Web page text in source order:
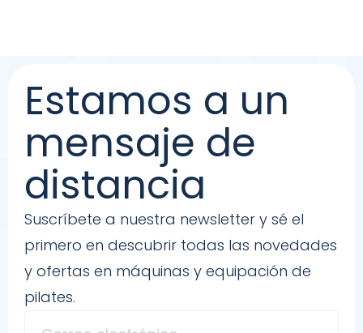
Estamos a un
mensaje de
distancia
Suscríbete a nuestra newsletter y sé el
primero en descubrir todas las novedades
y ofertas en máquinas y equipación de
pilates.